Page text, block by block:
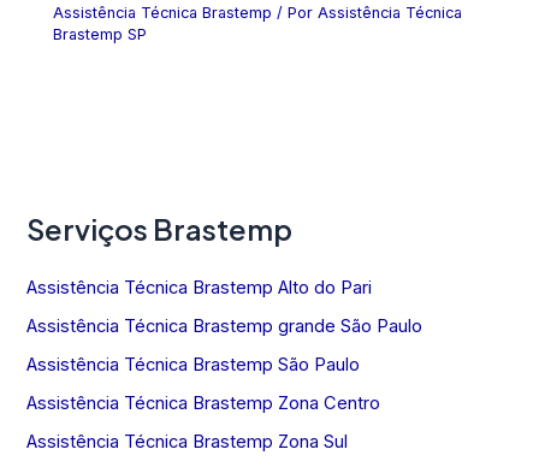
Assistência Técnica Brastemp / PorAssistência Técnica
Brastemp SP
Serviços Brastemp
Assistência Técnica Brastemp Alto do Pari
Assistência Técnica Brastemp grande São Paulo
Assistência Técnica Brastemp São Paulo
Assistência Técnica Brastemp Zona Centro
Assistência Técnica Brastemp Zona Sul